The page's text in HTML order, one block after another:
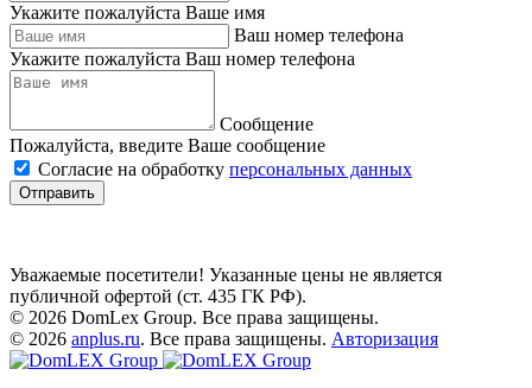
Укажите пожалуйста Ваше имя
Ваш номер телефона
Укажите пожалуйста Ваш номер телефона
Сообщение
Пожалуйста, введите Ваше сообщение
Согласие на обработку персональных данных
Отправить
Уважаемые посетители! Указанные цены не является
публичной офертой (ст. 435 ГК РФ).
© 2026 DomLex Group. Все права защищены.
© 2026 anplus.ru. Все права защищены. Авторизация